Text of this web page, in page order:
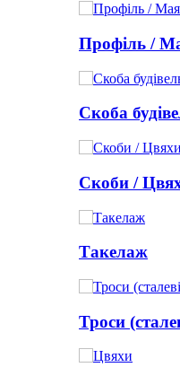
Профіль /
Скоба
Скоби /
Такелаж
Троси